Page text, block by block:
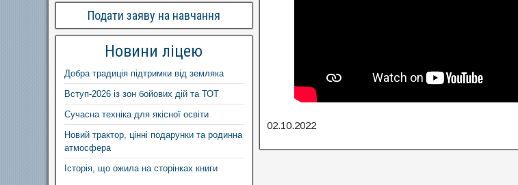
02.10.2022
Подати заяву на навчання
Новини ліцею
Добра традиція підтримки від земляка
Вступ-2026 із зон бойових дій та ТОТ
Сучасна техніка для якісної освіти
Новий трактор, цінні подарунки та родинна
атмосфера
Історія, що ожила на сторінках книги